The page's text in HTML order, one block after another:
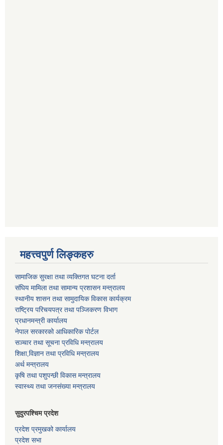
महत्त्वपुर्ण लिङ्कहरु
सामाजिक सुरक्षा तथा व्यक्तिगत घटना दर्ता
संघिय मामिला तथा सामान्य प्रशासन मन्त्रालय
स्थानीय शासन तथा सामुदायिक विकास कार्यक्रम
राष्ट्रिय परिचयपत्र तथा पञ्जिकरण विभाग
प्रधानमन्त्री कार्यालय
नेपाल सरकारको आधिकारिक पोर्टल
सञ्‍चार तथा सूचना प्रविधि मन्त्रालय
शिक्षा,विज्ञान तथा प्रविधि मन्त्रालय
अर्थ मन्त्रालय
कृषि तथा पशुपन्छी विकास मन्त्रालय
स्वास्थ्य तथा जनसंख्या मन्त्रालय
सुदुरपश्चिम प्रदेश
प्रदेश प्रमुखको कार्यालय
प्रदेश सभा